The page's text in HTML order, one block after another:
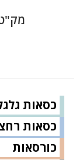
כסאות
כסאות
כורסאות